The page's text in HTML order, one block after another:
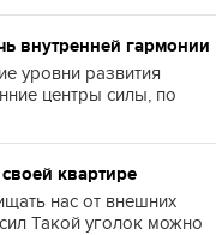
внутренней гармонии
уровни развития
центры силы, по
квартире
нас от внешних
Такой уголок можно